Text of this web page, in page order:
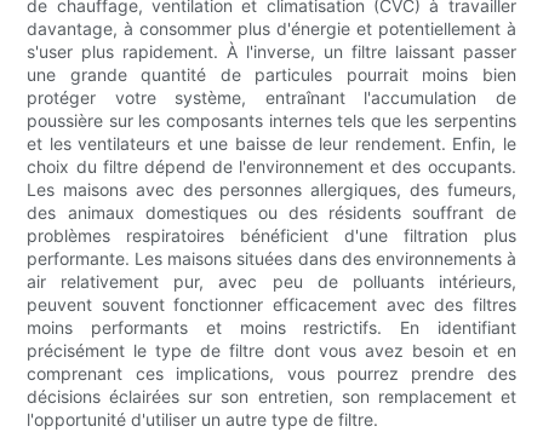
de chauffage, ventilation et climatisation (CVC) à travailler
davantage, à consommer plus d'énergie et potentiellement à
s'user plus rapidement. À l'inverse, un filtre laissant passer
une grande quantité de particules pourrait moins bien
protéger votre système, entraînant l'accumulation de
poussière sur les composants internes tels que les serpentins
et les ventilateurs et une baisse de leur rendement. Enfin, le
choix du filtre dépend de l'environnement et des occupants.
Les maisons avec des personnes allergiques, des fumeurs,
des animaux domestiques ou des résidents souffrant de
problèmes respiratoires bénéficient d'une filtration plus
performante. Les maisons situées dans des environnements à
air relativement pur, avec peu de polluants intérieurs,
peuvent souvent fonctionner efficacement avec des filtres
moins performants et moins restrictifs. En identifiant
précisément le type de filtre dont vous avez besoin et en
comprenant ces implications, vous pourrez prendre des
décisions éclairées sur son entretien, son remplacement et
l'opportunité d'utiliser un autre type de filtre.